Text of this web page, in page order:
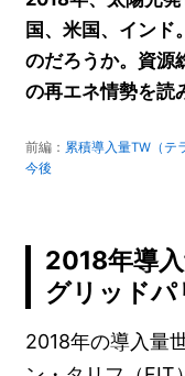
国、米国、インド
のだろうか。資源
の再エネ情勢を読
前編： 累積導入量TW（テ
今後
2018年導
グリッド
2018年の導入量